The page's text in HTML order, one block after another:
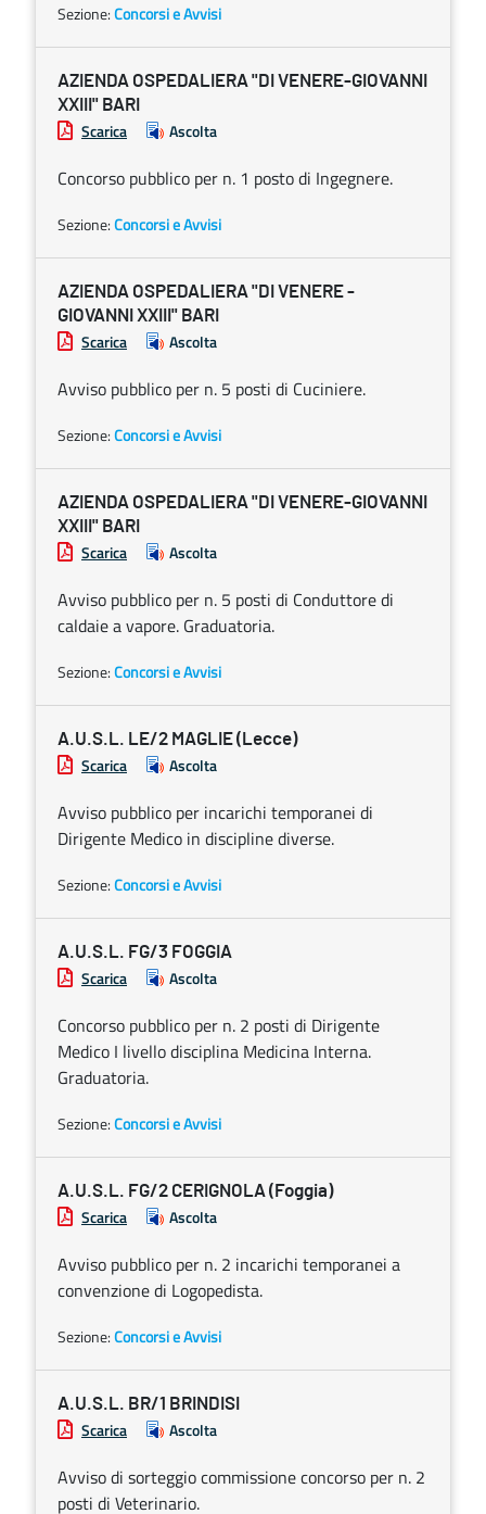
Sezione:Concorsi e Avvisi
AZIENDA OSPEDALIERA "DI VENERE-GIOVANNI
XXIII" BARI
Scarica Ascolta
Concorso pubblico per n. 1 posto di Ingegnere.
Sezione:Concorsi e Avvisi
AZIENDA OSPEDALIERA "DI VENERE -
GIOVANNI XXIII" BARI
Scarica Ascolta
Avviso pubblico per n. 5 posti di Cuciniere.
Sezione:Concorsi e Avvisi
AZIENDA OSPEDALIERA "DI VENERE-GIOVANNI
XXIII" BARI
Scarica Ascolta
Avviso pubblico per n. 5 posti di Conduttore di
caldaie a vapore. Graduatoria.
Sezione:Concorsi e Avvisi
A.U.S.L. LE/2 MAGLIE (Lecce)
Scarica Ascolta
Avviso pubblico per incarichi temporanei di
Dirigente Medico in discipline diverse.
Sezione:Concorsi e Avvisi
A.U.S.L. FG/3 FOGGIA
Scarica Ascolta
Concorso pubblico per n. 2 posti di Dirigente
Medico I livello disciplina Medicina Interna.
Graduatoria.
Sezione:Concorsi e Avvisi
A.U.S.L. FG/2 CERIGNOLA (Foggia)
Scarica Ascolta
Avviso pubblico per n. 2 incarichi temporanei a
convenzione di Logopedista.
Sezione:Concorsi e Avvisi
A.U.S.L. BR/1 BRINDISI
Scarica Ascolta
Avviso di sorteggio commissione concorso per n. 2
posti di Veterinario.